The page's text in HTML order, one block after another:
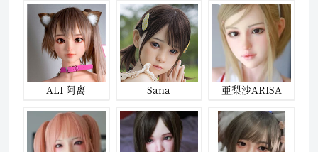
ALI 阿离 Sana 亜梨沙ARISA